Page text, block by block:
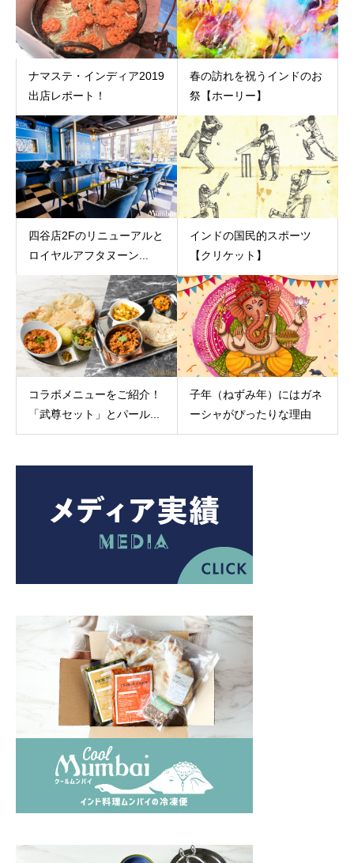
ナマステ・インディア2019
出店レポート！
春の訪れを祝うインドのお
祭【ホーリー】
四谷店2Fのリニューアルと
ロイヤルアフタヌーン...
インドの国民的スポーツ
【クリケット】
コラボメニューをご紹介！
「武尊セット」とパール...
子年（ねずみ年）にはガネ
ーシャがぴったりな理由